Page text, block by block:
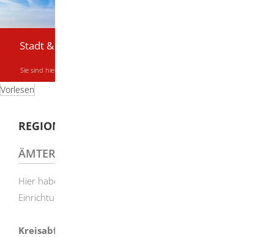
Stadt & Bürger
Sie sind hier:
Vorlesen
REGIONALE BEHÖRDEN
ÄMTER, BEHÖRDEN, EINRICHTUNGEN
Hier haben wir für Sie die wichtigsten Ämter,
Einrichtungen und Behörden zusammengestellt:
Kreisabfallwirtschaftsbetrieb